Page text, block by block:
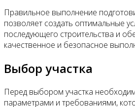
Правильное выполнение
позволяет создать оптимальные
последующего строительства и
качественное и безопасное
Выбор участка
Перед выбором участка
параметрами и требованиями,